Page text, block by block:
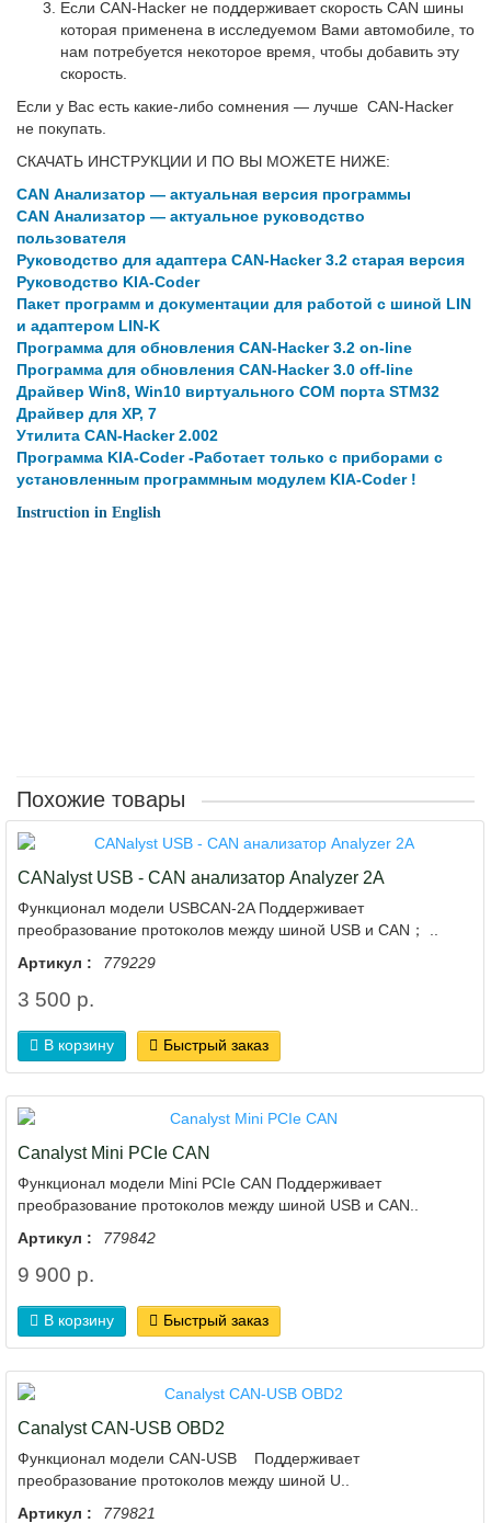
Если CAN-Hacker не поддерживает скорость CAN шины
которая применена в исследуемом Вами автомобиле, то
нам потребуется некоторое время, чтобы добавить эту
скорость.
Если у Вас есть какие-либо сомнения — лучше CAN-Hacker
не покупать.
СКАЧАТЬ ИНСТРУКЦИИ И ПО ВЫ МОЖЕТЕ НИЖЕ:
CAN Анализатор — актуальная версия программы
CAN Анализатор — актуальное руководство
пользователя
Руководство для адаптера CAN-Hacker 3.2 старая версия
Руководство KIA-Coder
Пакет программ и документации для работой с шиной LIN
и адаптером LIN-K
Программа для обновления CAN-Hacker 3.2 on-line
Программа для обновления CAN-Hacker 3.0 off-line
Драйвер Win8, Win10 виртуального COM порта STM32
Драйвер для XP, 7
Утилита CAN-Hacker 2.002
Программа KIA-Coder -Работает только с приборами с
установленным программным модулем KIA-Coder !
Instruction in English
Похожие товары
CANalyst USB - CAN анализатор Analyzer 2A
Функционал модели USBCAN-2A Поддерживает
преобразование протоколов между шиной USB и CAN； ..
Артикул :
779229
3 500 р.
В корзину Быстрый заказ
Canalyst Mini PCIe CAN
Функционал модели Mini PCIe CAN Поддерживает
преобразование протоколов между шиной USB и CAN..
Артикул :
779842
9 900 р.
В корзину Быстрый заказ
Canalyst CAN-USB OBD2
Функционал модели CAN-USB Поддерживает
преобразование протоколов между шиной U..
Артикул :
779821